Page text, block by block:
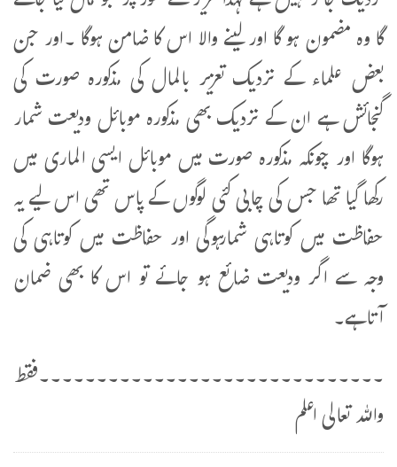
گا وہ مضمون ہو گا اور لینے والا اس کا ضامن ہوگا ۔اور جن
بعض علماء کے نزدیک تعزیر بالمال کی مذکورہ صورت کی
گنجائش ہے ان کے نزدیک بھی مذکورہ موبائل ودیعت شمار
ہوگا اور چونکہ مذکورہ صورت میں موبائل ایسی الماری میں
رکھا گیا تھا جس کی چابی کئی لوگوں کے پاس تھی اس لیے یہ
حفاظت میں کوتاہی شمارہوگی اور حفاظت میں کوتاہی کی
وجہ سے اگر ودیعت ضائع ہو جائے تو اس کا بھی ضمان
آتاہے۔
۔۔۔۔۔۔۔۔۔۔۔۔۔۔۔۔۔۔۔۔۔۔۔۔۔۔۔۔۔۔فقط
واللہ تعالی اعلم